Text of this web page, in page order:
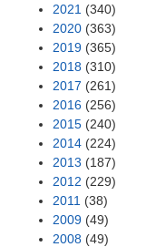
2021 (340)
2020 (363)
2019 (365)
2018 (310)
2017 (261)
2016 (256)
2015 (240)
2014 (224)
2013 (187)
2012 (229)
2011 (38)
2009 (49)
2008 (49)